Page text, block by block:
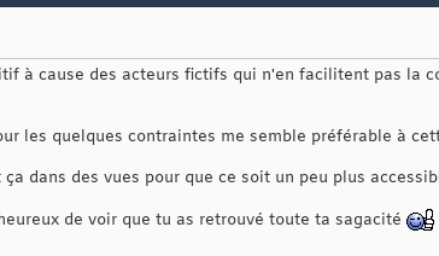
à cause des acteurs fictifs qui n'en facilitent pas la
les quelques contraintes me semble préférable à
dans des vues pour que ce soit un peu plus
de voir que tu as retrouvé toute ta sagacité